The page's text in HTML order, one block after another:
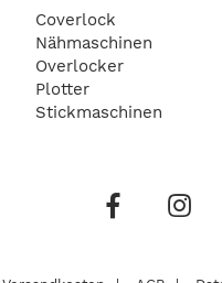
Coverlock
Nähmaschinen
Overlocker
Plotter
Stickmaschinen